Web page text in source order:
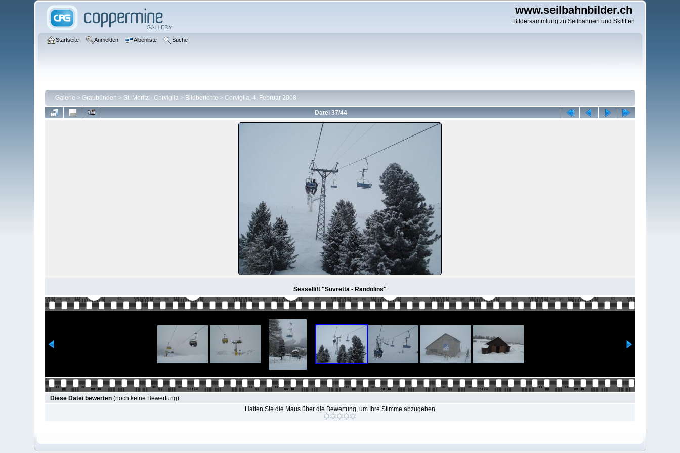
www.seilbahnbilder.ch
Bildersammlung zu Seilbahnen und Skiliften
Startseite Anmelden Albenliste Suche
Galerie > Graubünden > St. Moritz - Corviglia> Bildberichte > Corviglia, 4. Februar 2008
Datei 37/44
Sessellift "Suvretta - Randolins"
Diese Datei bewerten(noch keine Bewertung)
Halten Sie die Maus über die Bewertung, um Ihre Stimme abzugeben